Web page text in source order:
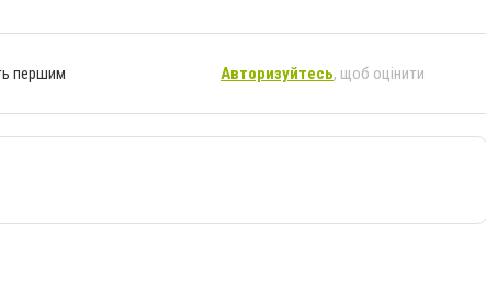
першим Авторизуйтесь, щоб оцінити